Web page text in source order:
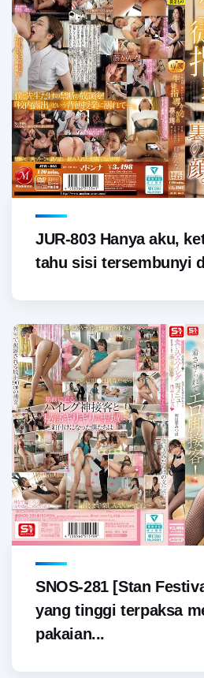
JUR-803 Hanya aku,
tahu sisi tersembunyi
SNOS-281 [Stan
yang tinggi terpaksa
pakaian...